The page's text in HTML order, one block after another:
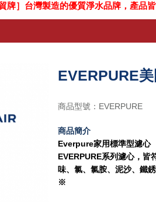
造的優質淨水品牌，產品皆通過國家
業者上門更換濾芯
EVERPURE
商品型號：EVERPURE
商品簡介
Everpure家用標準型濾心
EVERPURE系列濾心，皆
味、氯、氯胺、泥沙、鐵
※